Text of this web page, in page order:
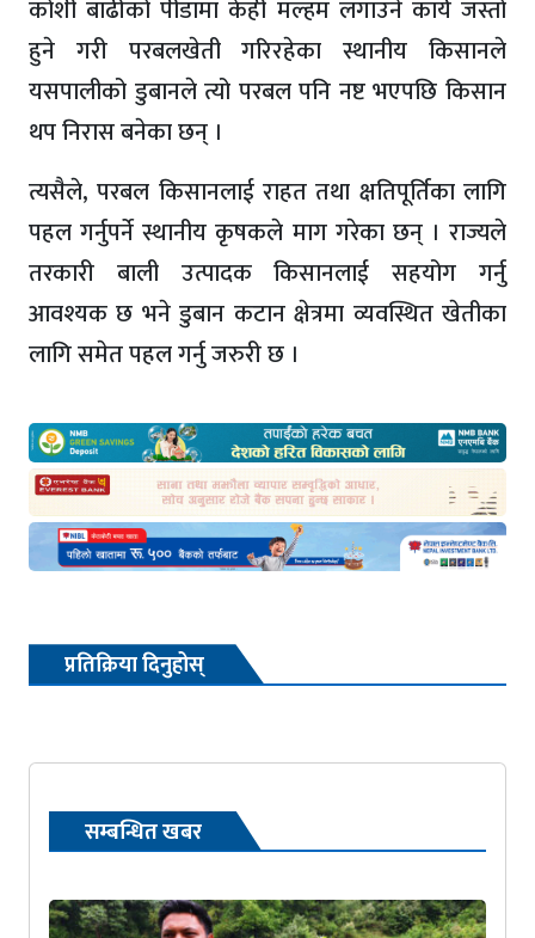
कोशी बाढीको पीडामा केही मल्हम लगाउने कार्य जस्तो
हुने गरी परबलखेती गरिरहेका स्थानीय किसानले
यसपालीको डुबानले त्यो परबल पनि नष्ट भएपछि किसान
थप निरास बनेका छन् ।
त्यसैले, परबल किसानलाई राहत तथा क्षतिपूर्तिका लागि
पहल गर्नुपर्ने स्थानीय कृषकले माग गरेका छन् । राज्यले
तरकारी बाली उत्पादक किसानलाई सहयोग गर्नु
आवश्यक छ भने डुबान कटान क्षेत्रमा व्यवस्थित खेतीका
लागि समेत पहल गर्नु जरुरी छ ।
प्रतिक्रिया दिनुहोस्
सम्बन्धित खबर